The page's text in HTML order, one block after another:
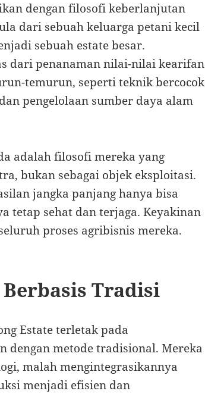
dengan filosofi keberlanjutan
dari sebuah keluarga petani kecil
sebuah estate besar.
dari penanaman nilai-nilai kearifan
temurun, seperti teknik bercocok
pengelolaan sumber daya alam
adalah filosofi mereka yang
bukan sebagai objek eksploitasi.
jangka panjang hanya bisa
tetap sehat dan terjaga. Keyakinan
proses agribisnis mereka.
Tradisi
Estate terletak pada
dengan metode tradisional. Mereka
malah mengintegrasikannya
menjadi efisien dan